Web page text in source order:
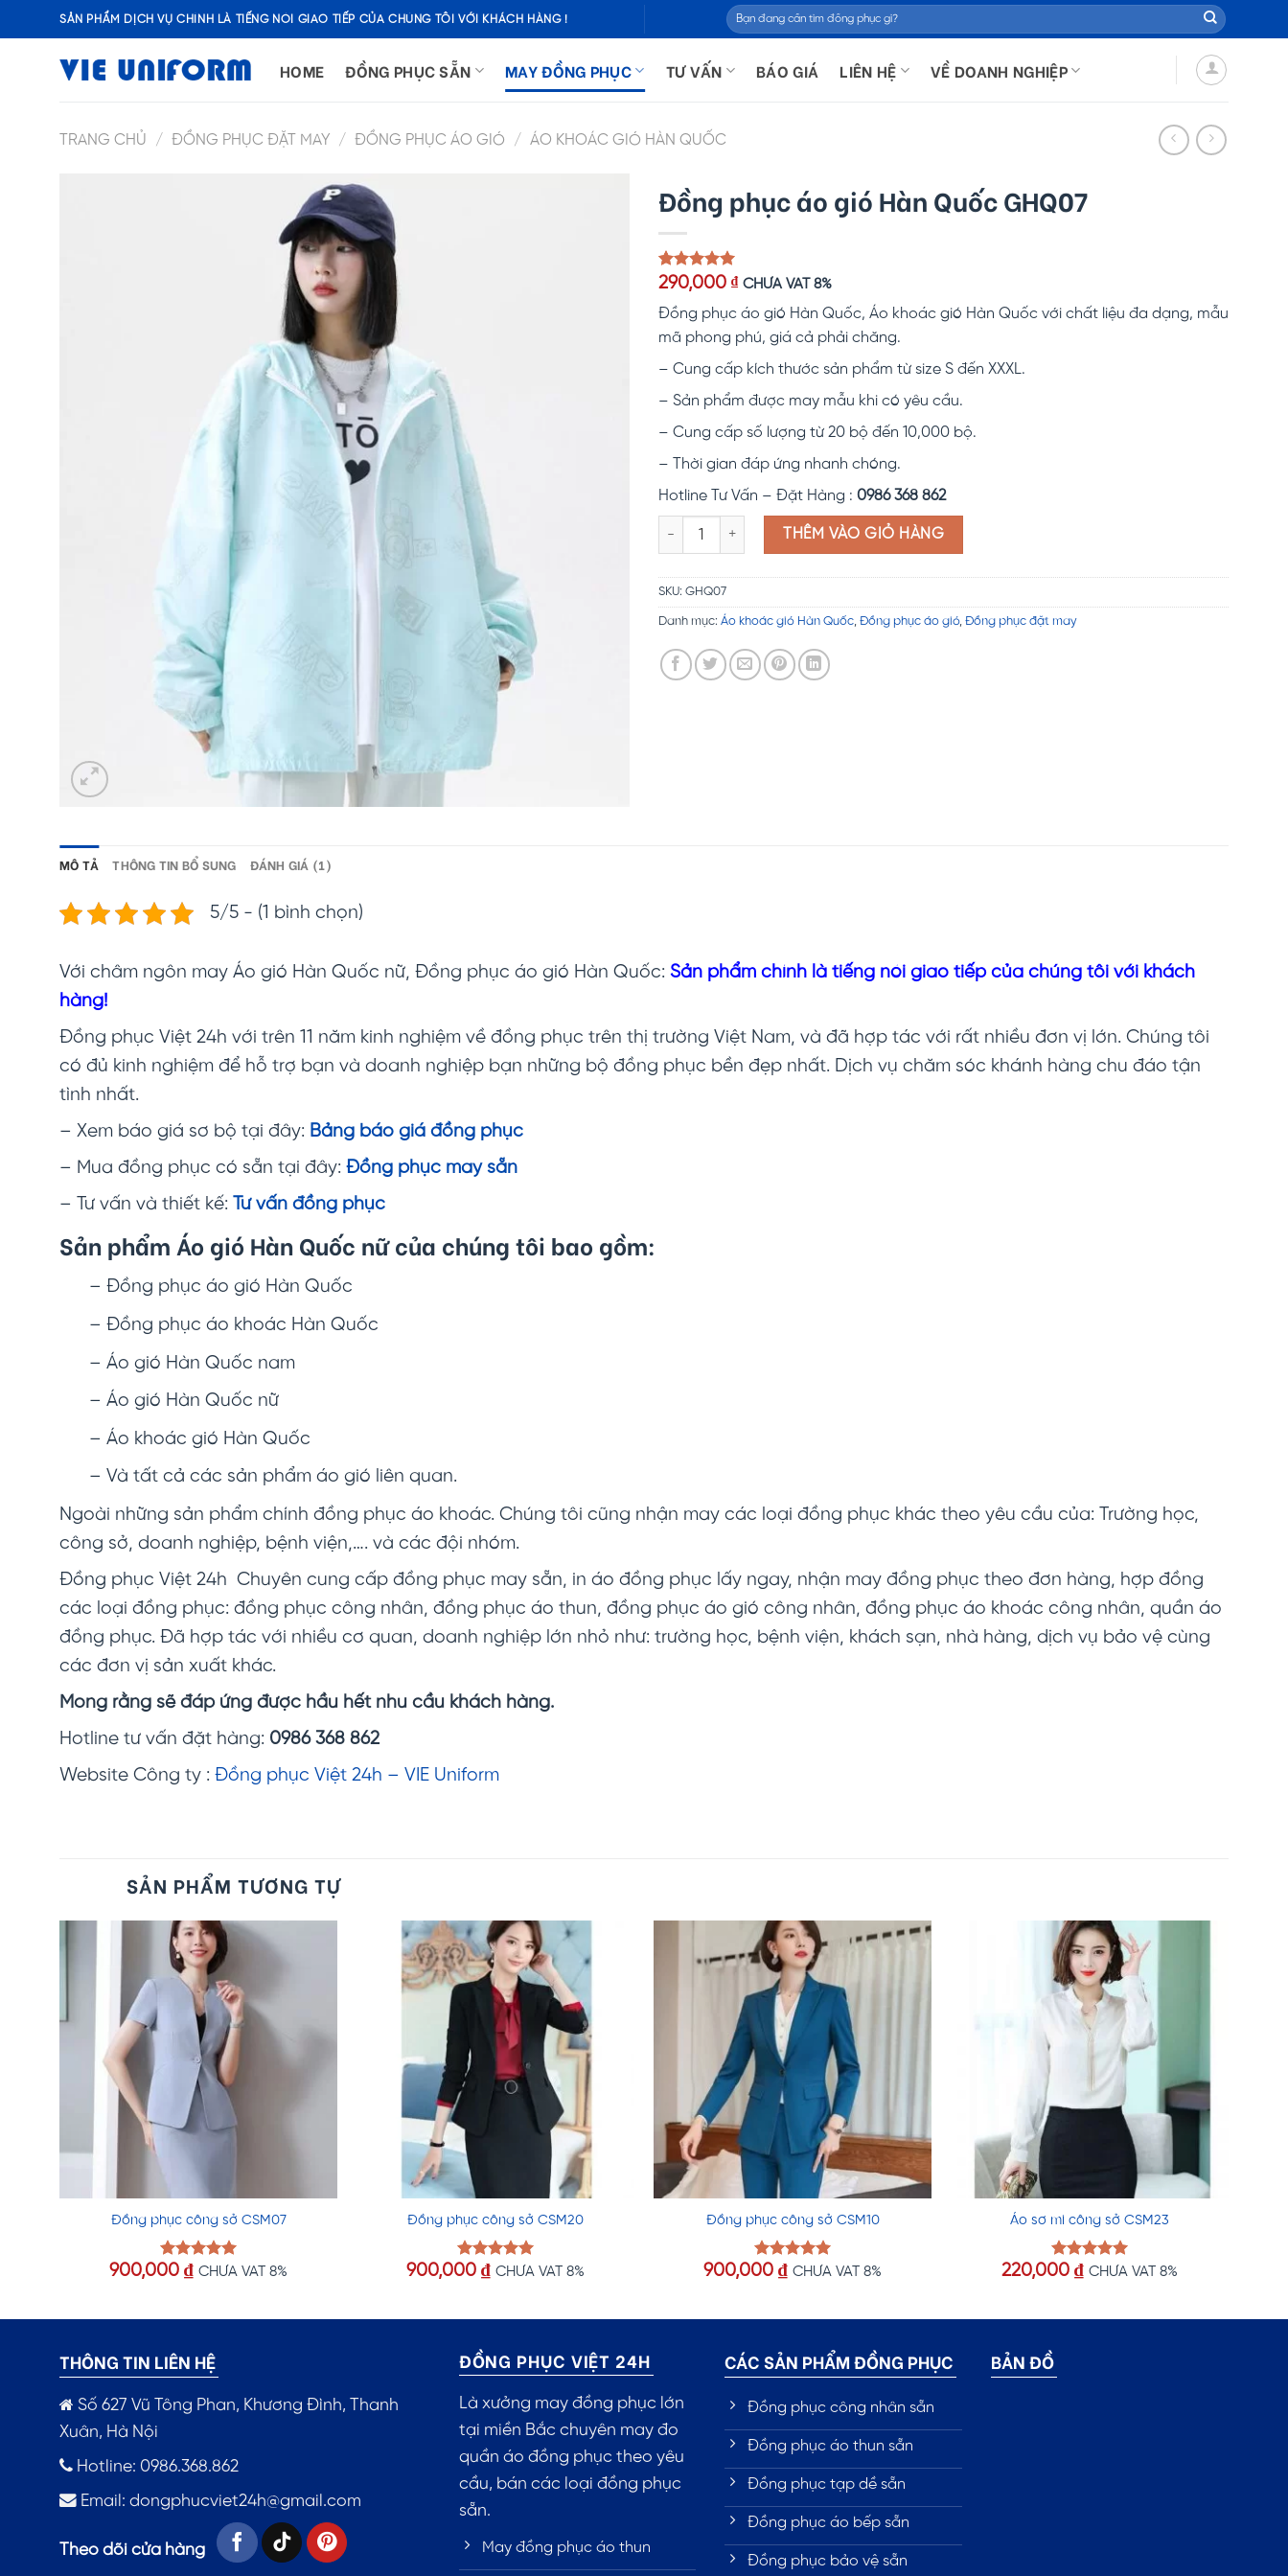
to
SẢN PHẨM DỊCH VỤ CHÍNH LÀ TIẾNG NÓI GIAO TIẾP CỦA CHÚNG TÔI VỚI KHÁCH HÀNG !
Tìm
kiếm:
HOME ĐỒNG PHỤC SẴN MAY ĐỒNG PHỤC TƯ VẤN BÁO GIÁ LIÊN HỆ VỀ DOANH NGHIỆP
TRANG CHỦ / ĐỒNG PHỤC ĐẶT MAY / ĐỒNG PHỤC ÁO GIÓ / ÁO KHOÁC GIÓ HÀN QUỐC
Đồng phục áo gió Hàn Quốc GHQ07
5.00trên 5
dựa trên
1
đánh giá
290,000 ₫ CHƯA VAT 8%
Đồng phục áo gió Hàn Quốc, Áo khoác gió Hàn Quốc với chất liệu đa dạng, mẫu
mã phong phú, giá cả phải chăng.
– Cung cấp kích thước sản phẩm từ size S đến XXXL.
– Sản phẩm được may mẫu khi có yêu cầu.
– Cung cấp số lượng từ 20 bộ đến 10,000 bộ.
– Thời gian đáp ứng nhanh chóng.
Hotline Tư Vấn – Đặt Hàng : 0986 368 862
Đồng phục áo gió Hàn Quốc GHQ07 số lượng
THÊM VÀO GIỎ HÀNG
SKU: GHQ07
Danh mục: Áo khoác gió Hàn Quốc, Đồng phục áo gió, Đồng phục đặt may
MÔ TẢ THÔNG TIN BỔ SUNG ĐÁNH GIÁ (1)
5/5 - (1 bình chọn)
Với châm ngôn may Áo gió Hàn Quốc nữ, Đồng phục áo gió Hàn Quốc: Sản phẩm chính là tiếng nói giao tiếp của chúng tôi với khách
hàng!
Đồng phục Việt 24h với trên 11 năm kinh nghiệm về đồng phục trên thị trường Việt Nam, và đã hợp tác với rất nhiều đơn vị lớn. Chúng tôi
có đủ kinh nghiệm để hỗ trợ bạn và doanh nghiệp bạn những bộ đồng phục bền đẹp nhất. Dịch vụ chăm sóc khánh hàng chu đáo tận
tình nhất.
– Xem báo giá sơ bộ tại đây: Bảng báo giá đồng phục
– Mua đồng phục có sẵn tại đây: Đồng phục may sẵn
– Tư vấn và thiết kế: Tư vấn đồng phục
Sản phẩm Áo gió Hàn Quốc nữ của chúng tôi bao gồm:
– Đồng phục áo gió Hàn Quốc
– Đồng phục áo khoác Hàn Quốc
– Áo gió Hàn Quốc nam
– Áo gió Hàn Quốc nữ
– Áo khoác gió Hàn Quốc
– Và tất cả các sản phẩm áo gió liên quan.
Ngoài những sản phẩm chính đồng phục áo khoác. Chúng tôi cũng nhận may các loại đồng phục khác theo yêu cầu của: Trường học,
công sở, doanh nghiệp, bệnh viện,…. và các đội nhóm.
Đồng phục Việt 24h Chuyên cung cấp đồng phục may sẵn, in áo đồng phục lấy ngay, nhận may đồng phục theo đơn hàng, hợp đồng
các loại đồng phục: đồng phục công nhân, đồng phục áo thun, đồng phục áo gió công nhân, đồng phục áo khoác công nhân, quần áo
đồng phục. Đã hợp tác với nhiều cơ quan, doanh nghiệp lớn nhỏ như: trường học, bệnh viện, khách sạn, nhà hàng, dịch vụ bảo vệ cùng
các đơn vị sản xuất khác.
Mong rằng sẽ đáp ứng được hầu hết nhu cầu khách hàng.
Hotline tư vấn đặt hàng: 0986 368 862
Website Công ty : Đồng phục Việt 24h – VIE Uniform
SẢN PHẨM TƯƠNG TỰ
Đồng phục công sở CSM07
Được xếp
900,000 ₫ CHƯA VAT 8%
Đồng phục công sở CSM20
Được xếp
900,000 ₫ CHƯA VAT 8%
Đồng phục công sở CSM10
Được xếp
900,000 ₫ CHƯA VAT 8%
Áo sơ mi công sở CSM23
Được xếp
220,000 ₫ CHƯA VAT 8%
THÔNG TIN LIÊN HỆ
Số 627 Vũ Tông Phan, Khương Đình, Thanh
Xuân, Hà Nội
Hotline: 0986.368.862
Email: dongphucviet24h@gmail.com
Theo dõi cửa hàng
ĐỒNG PHỤC VIỆT 24H
Là xưởng may đồng phục lớn
tại miền Bắc chuyên may đo
quần áo đồng phục theo yêu
cầu, bán các loại đồng phục
sẵn.
May đồng phục áo thun
CÁC SẢN PHẨM ĐỒNG PHỤC
Đồng phục công nhân sẵn
Đồng phục áo thun sẵn
Đồng phục tạp dề sẵn
Đồng phục áo bếp sẵn
Đồng phục bảo vệ sẵn
BẢN ĐỒ